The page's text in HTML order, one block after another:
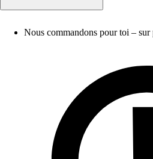
Nous commandons pour toi – sur